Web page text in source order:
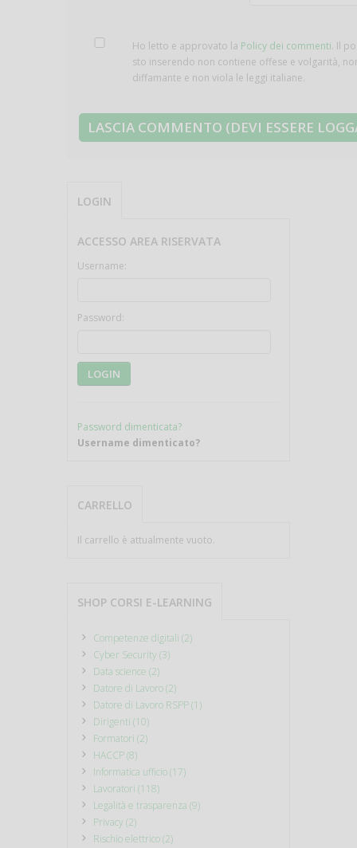
Ho letto e approvato la Policy dei commenti. Il
sto inserendo non contiene offese e volgarità,
diffamante e non viola le leggi italiane.
LOGIN
ACCESSO AREA RISERVATA
Username:
Password:
LOGIN
Password dimenticata?
Username dimenticato?
CARRELLO
Il carrello è attualmente vuoto.
SHOP CORSI E-LEARNING
Competenze digitali (2)
Cyber Security (3)
Data science (2)
Datore di Lavoro (2)
Datore di Lavoro RSPP (1)
Dirigenti (10)
Formatori (2)
HACCP (8)
Informatica ufficio (17)
Lavoratori (118)
Legalità e trasparenza (9)
Privacy (2)
Rischio elettrico (2)